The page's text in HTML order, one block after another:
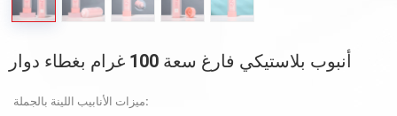
أنبوب بلاستيكي فارغ سعة 100 غرام بغطاء دوار
ميزات الأنابيب اللينة بالجملة: